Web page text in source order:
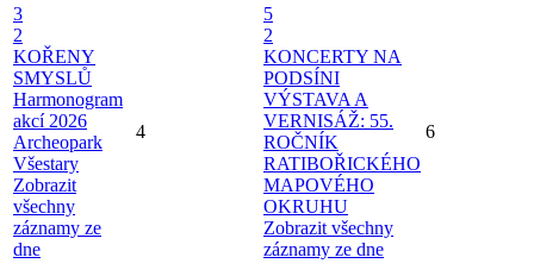
3
2
KOŘENY
SMYSLŮ
Harmonogram
akcí 2026
Archeopark
Všestary
Zobrazit
všechny
záznamy ze
dne
4
5
2
KONCERTY NA
PODSÍNI
VÝSTAVA A
VERNISÁŽ: 55.
ROČNÍK
RATIBOŘICKÉHO
MAPOVÉHO
OKRUHU
Zobrazit všechny
záznamy ze dne
6